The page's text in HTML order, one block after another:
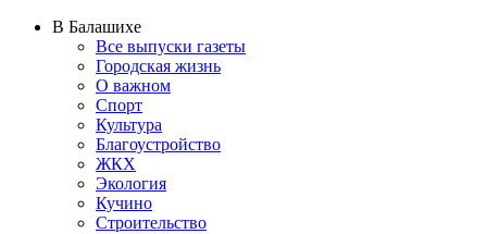
В Балашихе
Все выпуски газеты
Городская жизнь
О важном
Спорт
Культура
Благоустройство
ЖКХ
Экология
Кучино
Строительство